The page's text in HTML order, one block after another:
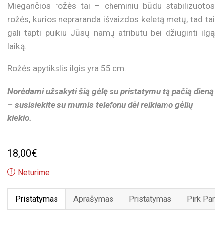
Miegančios rožės tai – cheminiu būdu stabilizuotos
rožės, kurios nepraranda išvaizdos keletą metų, tad tai
gali tapti puikiu Jūsų namų atributu bei džiuginti ilgą
laiką.
Rožės apytikslis ilgis yra 55 cm.
Norėdami užsakyti šią gėlę su pristatymu tą pačią dieną
– susisiekite su mumis telefonu dėl reikiamo gėlių
kiekio.
18,00€
Neturime
Pristatymas Aprašymas Pristatymas Pirk